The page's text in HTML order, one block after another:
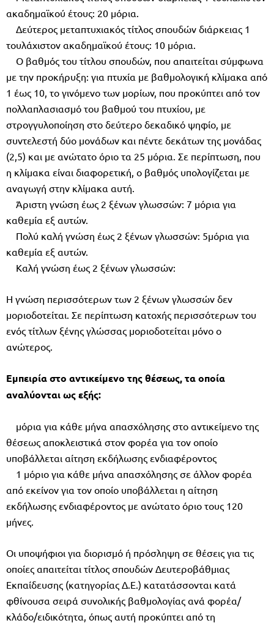
ακαδημαϊκού έτους: 20 μόρια.
Δεύτερος μεταπτυχιακός τίτλος σπουδών διάρκειας 1
τουλάχιστον ακαδημαϊκού έτους: 10 μόρια.
Ο βαθμός του τίτλου σπουδών, που απαιτείται σύμφωνα
με την προκήρυξη: για πτυχία με βαθμολογική κλίμακα από
1 έως 10, το γινόμενο των μορίων, που προκύπτει από τον
πολλαπλασιασμό του βαθμού του πτυχίου, με
στρογγυλοποίηση στο δεύτερο δεκαδικό ψηφίο, με
συντελεστή δύο μονάδων και πέντε δεκάτων της μονάδας
(2,5) και με ανώτατο όριο τα 25 μόρια. Σε περίπτωση, που
η κλίμακα είναι διαφορετική, ο βαθμός υπολογίζεται με
αναγωγή στην κλίμακα αυτή.
Άριστη γνώση έως 2 ξένων γλωσσών: 7 μόρια για
καθεμία εξ αυτών.
Πολύ καλή γνώση έως 2 ξένων γλωσσών: 5μόρια για
καθεμία εξ αυτών.
Καλή γνώση έως 2 ξένων γλωσσών:
Η γνώση περισσότερων των 2 ξένων γλωσσών δεν
μοριοδοτείται. Σε περίπτωση κατοχής περισσότερων του
ενός τίτλων ξένης γλώσσας μοριοδοτείται μόνο ο
ανώτερος.
Εμπειρία στο αντικείμενο της θέσεως, τα οποία
αναλύονται ως εξής:
μόρια για κάθε μήνα απασχόλησης στο αντικείμενο της
θέσεως αποκλειστικά στον φορέα για τον οποίο
υποβάλλεται αίτηση εκδήλωσης ενδιαφέροντος
1 μόριο για κάθε μήνα απασχόλησης σε άλλον φορέα
από εκείνον για τον οποίο υποβάλλεται η αίτηση
εκδήλωσης ενδιαφέροντος με ανώτατο όριο τους 120
μήνες.
Οι υποψήφιοι για διορισμό ή πρόσληψη σε θέσεις για τις
οποίες απαιτείται τίτλος σπουδών Δευτεροβάθμιας
Εκπαίδευσης (κατηγορίας Δ.Ε.) κατατάσσονται κατά
φθίνουσα σειρά συνολικής βαθμολογίας ανά φορέα/
κλάδο/ειδικότητα, όπως αυτή προκύπτει από τη